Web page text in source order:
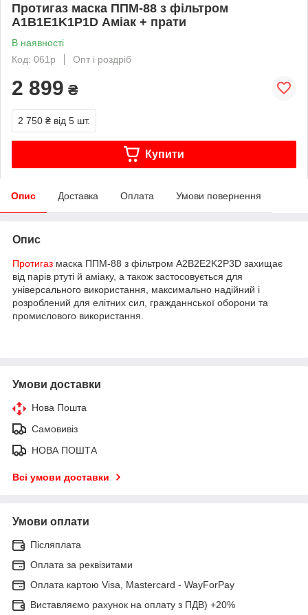
Протигаз маска ППМ-88 з фільтром
A1B1E1K1P1D Аміак + прати
В наявності
Код: 061p
Опт і роздріб
2 899 ₴
2 750 ₴ від 5 шт.
Купити
Опис Доставка Оплата Умови повернення
Опис
Протигаз маска ППМ-88 з фільтром A2B2E2K2P3D захищає
від парів ртуті й аміаку, а також застосовується для
універсального використання, максимально надійний і
розроблений для елітних сил, гражданнської оборони та
промислового використання.
Умови доставки
Нова Пошта
Самовивіз
НОВА ПОШТА
Всі умови доставки
Умови оплати
Післяплата
Оплата за реквізитами
Оплата картою Visa, Mastercard - WayForPay
Виставляємо рахунок на оплату з ПДВ) +20%